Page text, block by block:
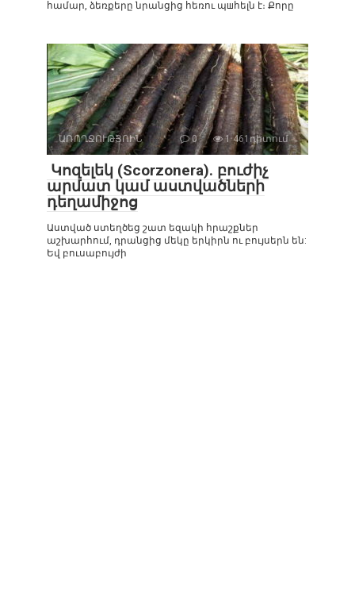
համար, ձեռքերը նրանցից հեռու պшհելն է։ Քորը
ԱՌՈՂՋՈՒԹՅՈԻՆ 0 1 461դիտում
Կոզելեկ (Scorzonera). բուժիչ
արմատ կամ աստվածների
դեղամիջոց
Աստված ստեղծեց շատ եզակի հրաշքներ
աշխարհում, դրանցից մեկը երկիրն ու բույսերն են:
Եվ բուսաբույժի